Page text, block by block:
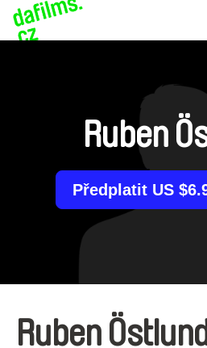
Ruben
Předplatit US
Ruben Östlund